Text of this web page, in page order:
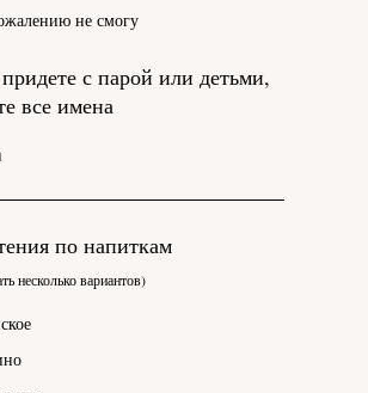
не смогу
с парой или детьми,
все имена
по напиткам
несколько вариантов)